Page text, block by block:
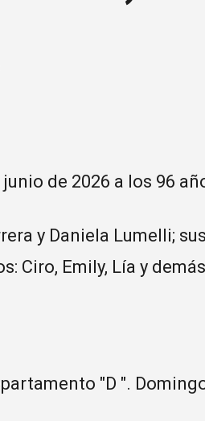
de 2026 a los 96
y Daniela Lumelli;
Ciro, Emily, Lía y
"D ".